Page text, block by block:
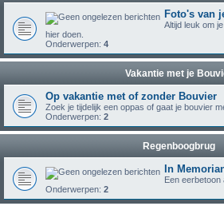
Foto's van
Altijd leuk om
hier doen.
Onderwerpen: 4
Vakantie met je
Op vakantie met of zonder Bouvier
Zoek je tijdelijk een oppas of gaat je bouvier
Onderwerpen: 2
Regenboogbrug
In
Een eerbetoon
Onderwerpen: 2